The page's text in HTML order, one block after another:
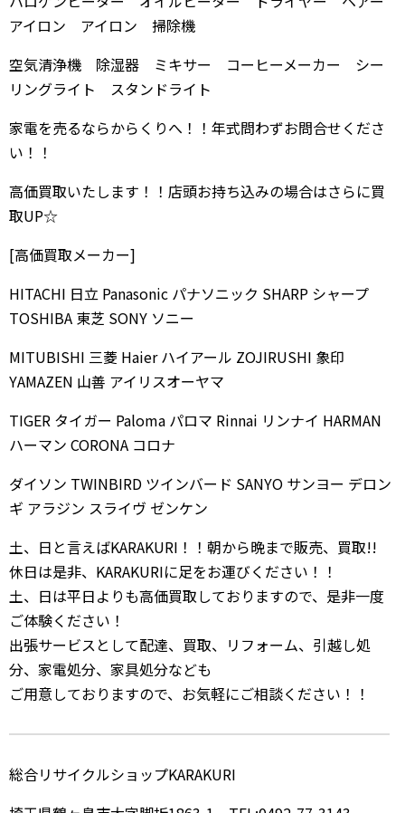
アイロン アイロン 掃除機
空気清浄機 除湿器 ミキサー コーヒーメーカー シー
リングライト スタンドライト
家電を売るならからくりへ！！年式問わずお問合せくださ
い！！
高価買取いたします！！店頭お持ち込みの場合はさらに買
取UP☆
[高価買取メーカー]
HITACHI 日立 Panasonic パナソニック SHARP シャープ
TOSHIBA 東芝 SONY ソニー
MITUBISHI 三菱 Haier ハイアール ZOJIRUSHI 象印
YAMAZEN 山善 アイリスオーヤマ
TIGER タイガー Paloma パロマ Rinnai リンナイ HARMAN
ハーマン CORONA コロナ
ダイソン TWINBIRD ツインバード SANYO サンヨー デロン
ギ アラジン スライヴ ゼンケン
土、日と言えばKARAKURI！！朝から晩まで販売、買取!!
休日は是非、KARAKURIに足をお運びください！！
土、日は平日よりも高価買取しておりますので、是非一度
ご体験ください！
出張サービスとして配達、買取、リフォーム、引越し処
分、家電処分、家具処分なども
ご用意しておりますので、お気軽にご相談ください！！
総合リサイクルショップKARAKURI